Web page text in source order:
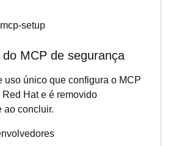
setup
MCP de segurança
uso único que configura o MCP
Hat e é removido
ao concluir.